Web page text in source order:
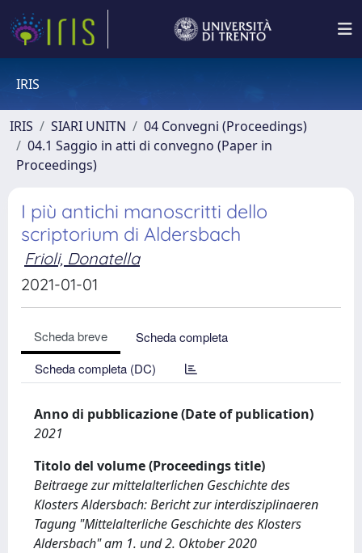
IRIS
IRIS SIARI UNITN
04 Convegni (Proceedings)
04.1 Saggio in atti di convegno (Paper in
Proceedings)
I più antichi manoscritti dello
scriptorium di Aldersbach
Frioli, Donatella
2021-01-01
Scheda breve
Scheda completa
Scheda completa (DC)
Anno di pubblicazione (Date of publication)
2021
Titolo del volume (Proceedings title)
Beitraege zur mittelalterlichen Geschichte des
Klosters Aldersbach: Bericht zur interdisziplinaeren
Tagung "Mittelalterliche Geschichte des Klosters
Aldersbach" am 1. und 2. Oktober 2020